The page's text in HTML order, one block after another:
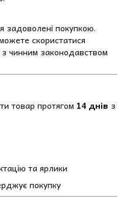
покупкою.
скористатися
чинним законодавством
товар протягом 14 днів з
та ярлики
покупку